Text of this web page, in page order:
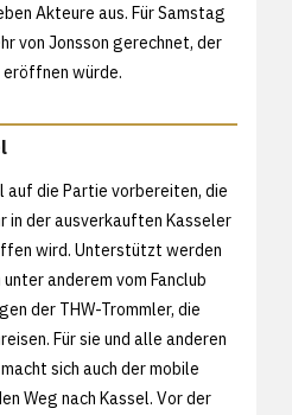
Akteure aus. Für Samstag
von Jonsson gerechnet, der
würde.
auf die Partie vorbereiten, die
in der ausverkauften Kasseler
wird. Unterstützt werden
anderem vom Fanclub
der THW-Trommler, die
Für sie und alle anderen
sich auch der mobile
Weg nach Kassel. Vor der